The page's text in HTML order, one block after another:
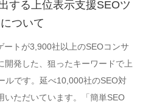
する上位表示支援SEOツ
ついて
ートが3,900社以上のSEOコンサ
開発した、狙ったキーワードで上
ルです。延べ10,000社のSEO対
いただいています。「簡単SEO